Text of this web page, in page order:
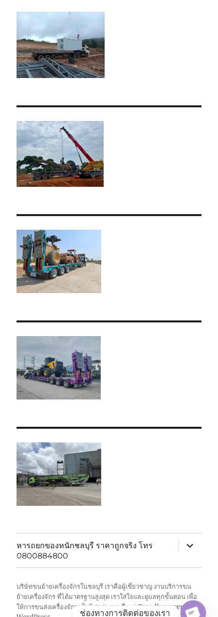
หารถยกของหนักชลบุรี ราคาถูกจริง โทร
0800884800
expand
child
บริษัทขนย้ายเครื่องจักรในชลบุรี เราคือผู้เชี่ยวชาญ งานบริการขน
ย้ายเครื่องจักร ที่ได้มาตรฐานสูงสุด เราใส่ใจและดูแลทุกขั้นตอน เพื่อ
ให้การขนส่งเครื่องจักร เป็นไปอย่างราบรื่น
Proudly powered by
ช่องทางการติดต่อของเรา